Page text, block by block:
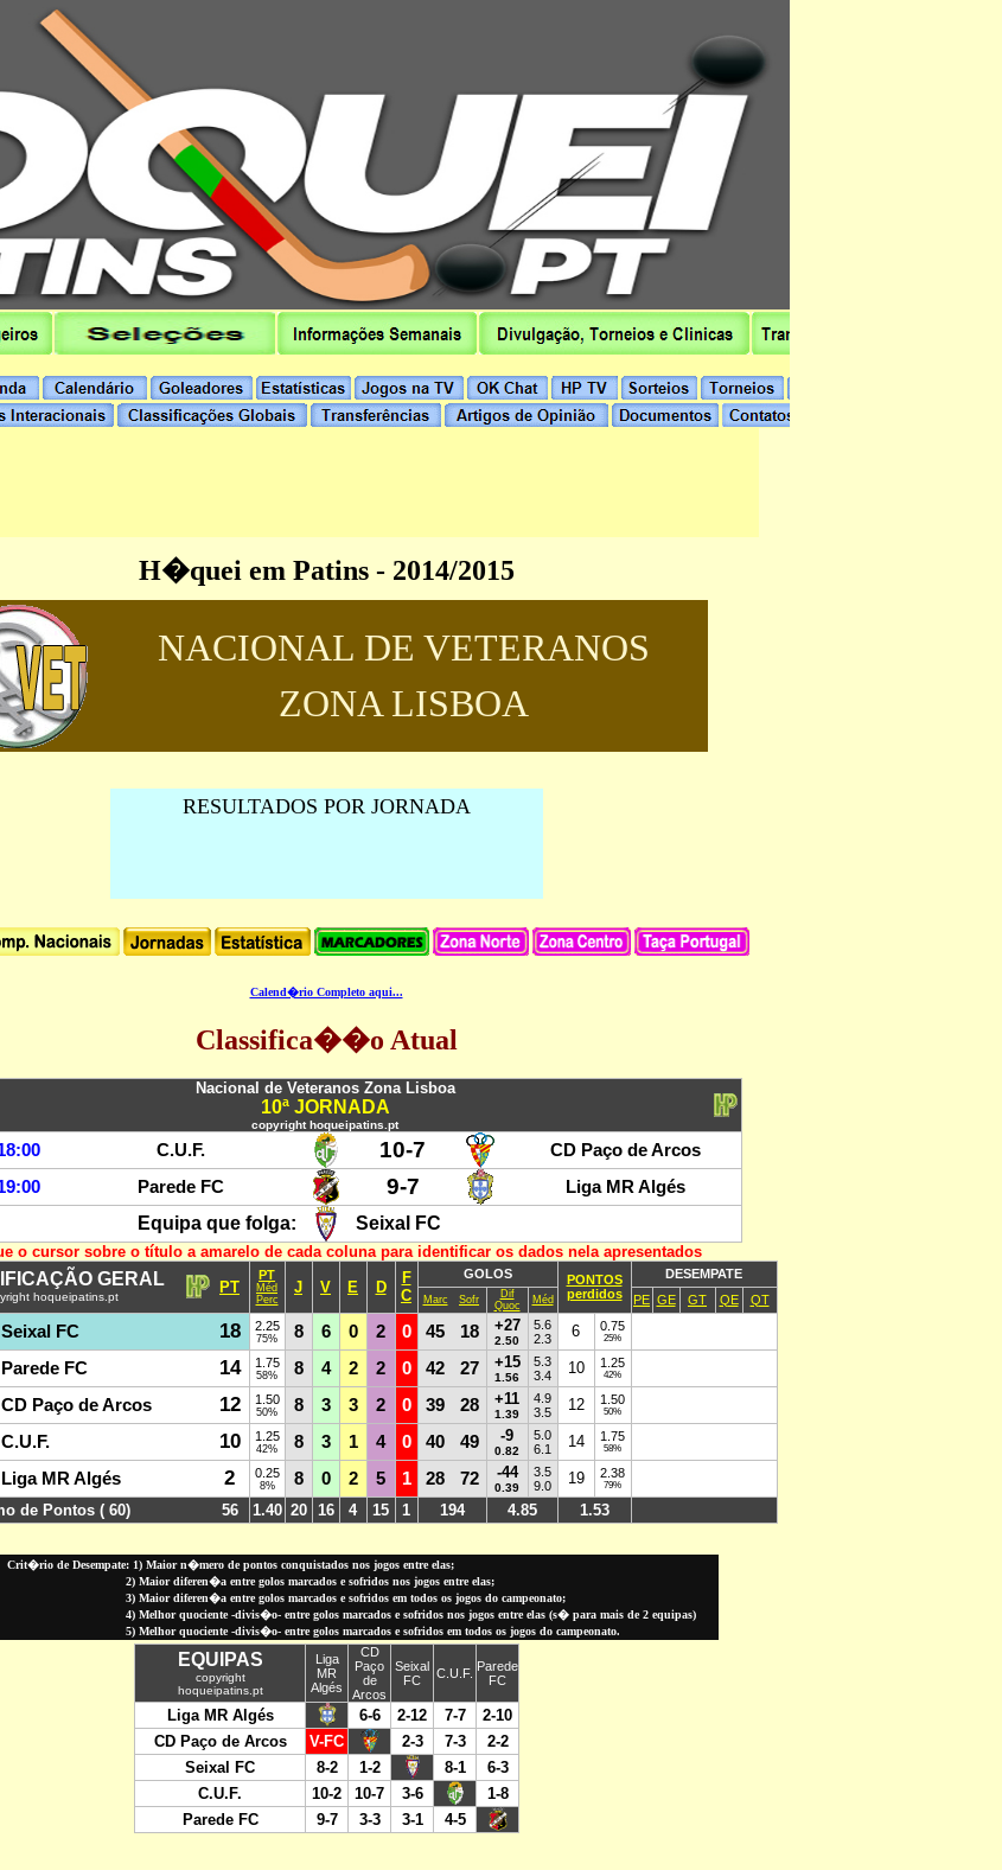
H�quei em Patins - 2014/2015
NACIONAL DE VETERANOS
ZONA LISBOA
RESULTADOS POR JORNADA
Calend�rio Completo aqui...
Classifica��o Atual
Crit�rio de Desempate: 1) Maior n�mero de pontos conquistados nos jogos entre elas;
2) Maior diferen�a entre golos marcados e sofridos nos jogos entre elas;
3) Maior diferen�a entre golos marcados e sofridos em todos os jogos do campeonato;
4) Melhor quociente -divis�o- entre golos marcados e sofridos nos jogos entre elas (s� para mais de 2 equipas)
5) Melhor quociente -divis�o- entre golos marcados e sofridos em todos os jogos do campeonato.